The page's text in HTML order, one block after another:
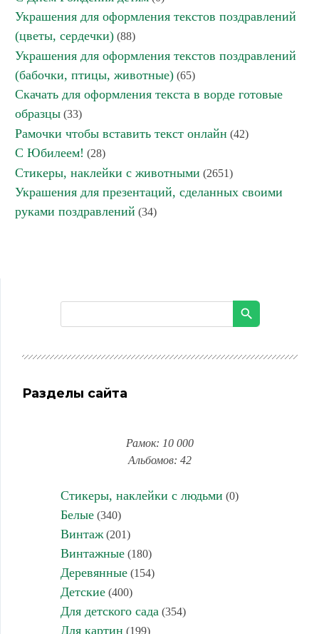
Украшения для оформления текстов поздравлений
(цветы, сердечки) (88)
Украшения для оформления текстов поздравлений
(бабочки, птицы, животные) (65)
Скачать для оформления текста в ворде готовые
образцы (33)
Рамочки чтобы вставить текст онлайн (42)
С Юбилеем! (28)
Стикеры, наклейки с животными (2651)
Украшения для презентаций, сделанных своими
руками поздравлений (34)
Разделы сайта
Рамок: 10 000
Альбомов: 42
Стикеры, наклейки с людьми (0)
Белые(340)
Винтаж(201)
Винтажные(180)
Деревянные(154)
Детские(400)
Для детского сада (354)
Для картин (199)